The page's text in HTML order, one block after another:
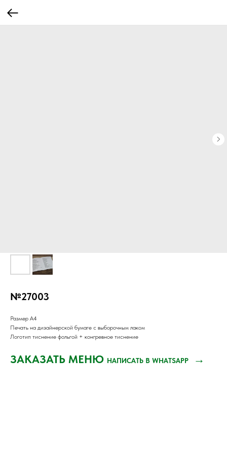
№27003
Размер А4
Печать на дизайнерской бумаге с выборочным лаком
Логотип тиснение фольгой + конгревное тиснение
ЗАКАЗАТЬ МЕНЮ НАПИСАТЬ В WHATSAPP →